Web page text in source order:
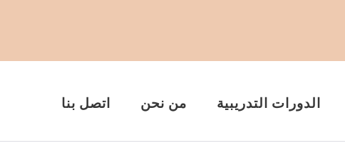
اتصل بنا من نحن الدورات التدريبية